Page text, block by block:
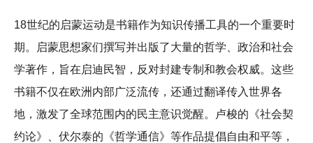
18世纪的启蒙运动是书籍作为知识传播工具的一个重要时
期。启蒙思想家们撰写并出版了大量的哲学、政治和社会
学著作，旨在启迪民智，反对封建专制和教会权威。这些
书籍不仅在欧洲内部广泛流传，还通过翻译传入世界各
地，激发了全球范围内的民主意识觉醒。卢梭的《社会契
约论》、伏尔泰的《哲学通信》等作品提倡自由和平等，